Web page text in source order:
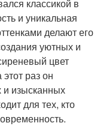
классикой в
и уникальная
делают его
уютных и
цвет
раз он
и изысканных
для тех, кто